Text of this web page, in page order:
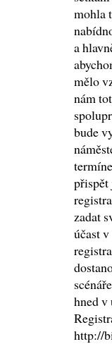
mohla
a
mělo
nám
bude
přispět
zadat
účast
hned v
http://